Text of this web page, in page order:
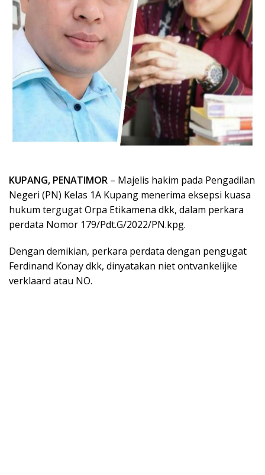
KUPANG, PENATIMOR – Majelis hakim pada Pengadilan
Negeri (PN) Kelas 1A Kupang menerima eksepsi kuasa
hukum tergugat Orpa Etikamena dkk, dalam perkara
perdata Nomor 179/Pdt.G/2022/PN.kpg.
Dengan demikian, perkara perdata dengan pengugat
Ferdinand Konay dkk, dinyatakan niet ontvankelijke
verklaard atau NO.